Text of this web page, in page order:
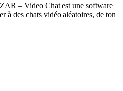
– Video Chat est une software
à des chats vidéo aléatoires, de ton